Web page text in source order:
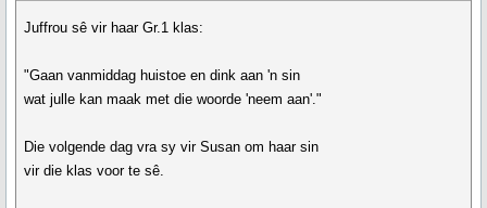
Juffrou sê vir haar Gr.1 klas:
"Gaan vanmiddag huistoe en dink aan 'n sin
wat julle kan maak met die woorde 'neem aan'."
Die volgende dag vra sy vir Susan om haar sin
vir die klas voor te sê.